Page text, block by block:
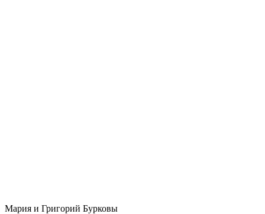
Мария и Григорий Бурковы